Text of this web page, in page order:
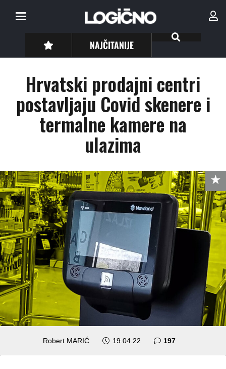
NAJČITANIJE
Hrvatski prodajni centri
postavljaju Covid skenere i
termalne kamere na
ulazima
Robert MARIĆ 19.04.22 197komentara